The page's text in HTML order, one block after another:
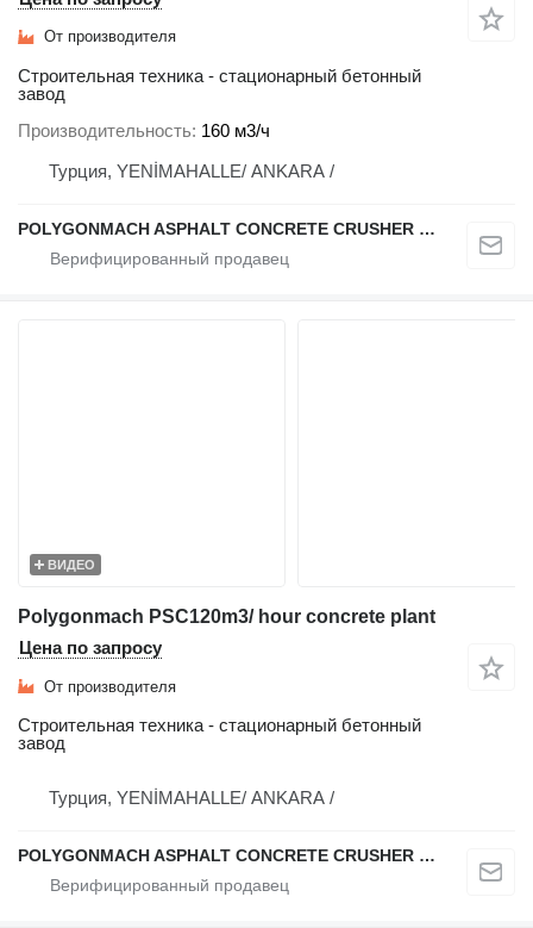
От производителя
Строительная техника - стационарный бетонный
завод
Производительность 160 м3/ч
Турция, YENİMAHALLE/ ANKARA /
POLYGONMACH ASPHALT CONCRETE CRUSHER SYSTEMS
ВИДЕО
Polygonmach PSC120m3/ hour concrete plant
Цена по запросу
От производителя
Строительная техника - стационарный бетонный
завод
Турция, YENİMAHALLE/ ANKARA /
POLYGONMACH ASPHALT CONCRETE CRUSHER SYSTEMS